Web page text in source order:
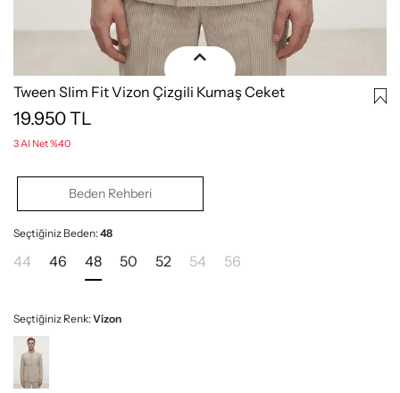
Tween Slim Fit Vizon Çizgili Kumaş Ceket
19.950TL
3 Al Net %40
Beden Rehberi
Seçtiğiniz Beden:48
44 46 48 50 52 54 56
Seçtiğiniz Renk:Vizon